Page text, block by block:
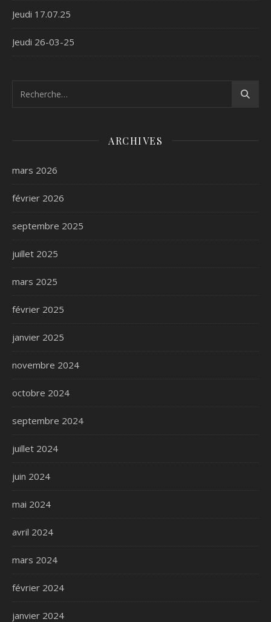
Jeudi 17.07.25
Jeudi 26-03-25
ARCHIVES
mars 2026
février 2026
septembre 2025
juillet 2025
mars 2025
février 2025
janvier 2025
novembre 2024
octobre 2024
septembre 2024
juillet 2024
juin 2024
mai 2024
avril 2024
mars 2024
février 2024
janvier 2024